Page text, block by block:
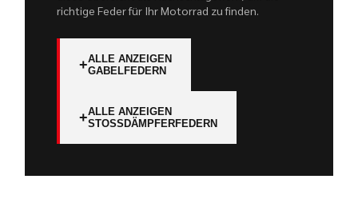
richtige Feder für Ihr Motorrad zu finden.
+ALLE ANZEIGEN
GABELFEDERN
+ALLE ANZEIGEN
STOSSDÄMPFERFEDERN